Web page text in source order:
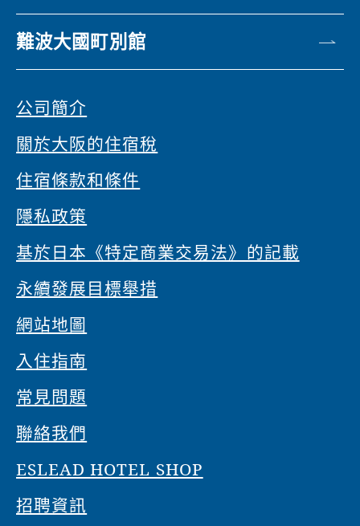
難波大國町別館
公司簡介
關於大阪的住宿稅
住宿條款和條件
隱私政策
基於日本《特定商業交易法》的記載
永續發展目標舉措
網站地圖
入住指南
常見問題
聯絡我們
ESLEAD HOTEL SHOP
招聘資訊